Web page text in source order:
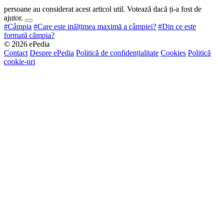
persoane au considerat acest articol util. Votează dacă ți-a fost de
ajutor.
#Câmpia #Care este inălțimea maximă a câmpiei? #Din ce este
formată cămpia?
© 2026 ePedia
Contact Despre ePedia Politică de confidențialitate Cookies Politică
cookie-uri